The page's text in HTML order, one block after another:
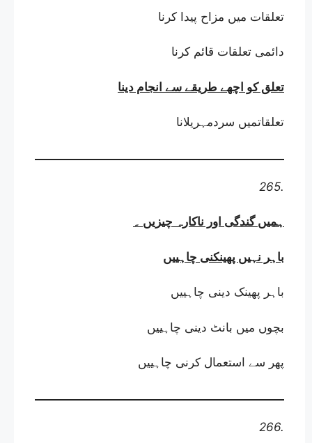
تعلقات میں مزاح پیدا کرنا
دائمی تعلقات قائم کرنا
تعلق کو اچھے طریقے سے انجام دینا
تعلقاتمیں سردمہریلانا
265.
ہمیں گندگی اور ناکارہ چیزیں ۔
باہر نہیں پھینکنی چاہییں
باہر پھینک دینی چاہییں
بچوں میں بانٹ دینی چاہییں
پھر سے استعمال کرنی چاہییں
266.